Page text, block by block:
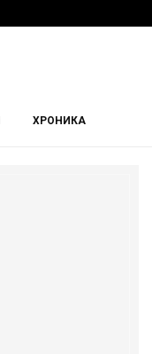
ХРОНИКА